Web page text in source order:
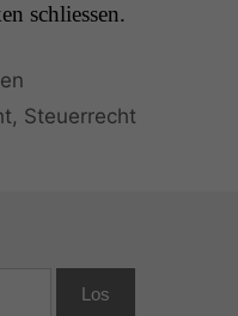
schliessen.
, Steuerrecht